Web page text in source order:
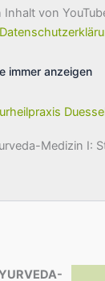
von
immer anzeigen
Medizin I: